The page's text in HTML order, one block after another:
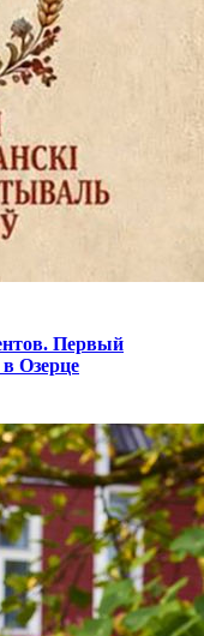
Первый
в Озерце